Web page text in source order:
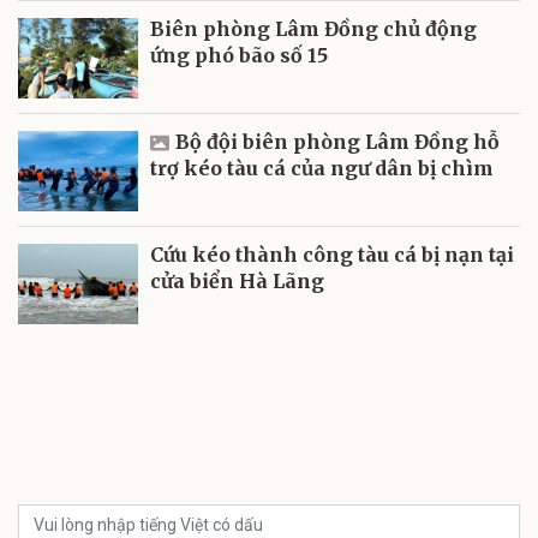
Biên phòng Lâm Đồng chủ động
ứng phó bão số 15
Bộ đội biên phòng Lâm Đồng hỗ
trợ kéo tàu cá của ngư dân bị chìm
Cứu kéo thành công tàu cá bị nạn tại
cửa biển Hà Lãng